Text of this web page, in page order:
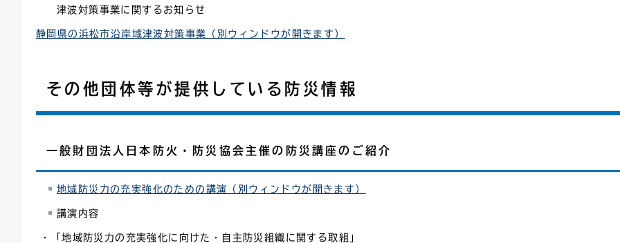
津波対策事業に関するお知らせ
静岡県の浜松市沿岸域津波対策事業（別ウィンドウが開きます）
その他団体等が提供している防災情報
一般財団法人日本防火・防災協会主催の防災講座のご紹介
地域防災力の充実強化のための講演（別ウィンドウが開きます）
講演内容
・「地域防災力の充実強化に向けた・自主防災組織に関する取組」